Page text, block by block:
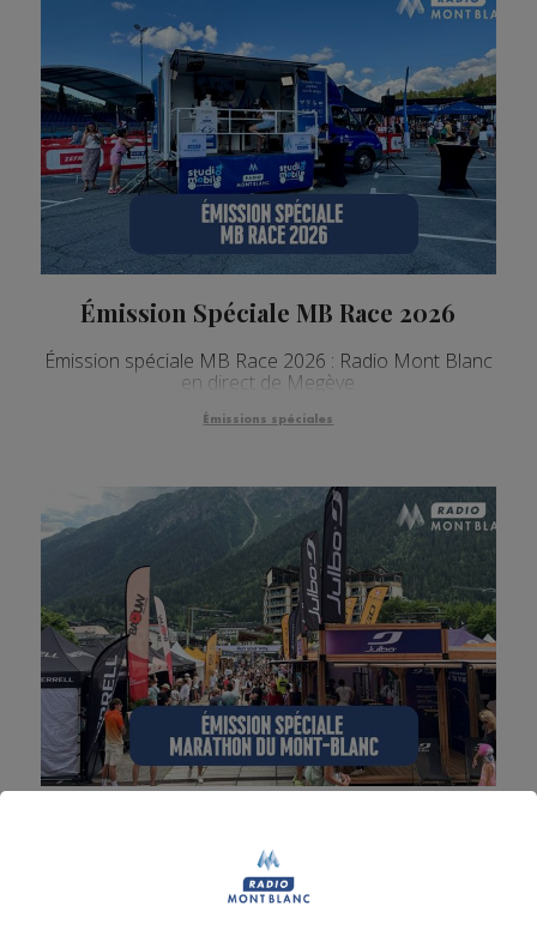
Émission Spéciale MB Race 2026
Émission spéciale MB Race 2026 : Radio Mont Blanc
en direct de Megève
Émissions spéciales
Mont-Blanc 2026
Dans le cadre du Marathon du Mont-Blanc à